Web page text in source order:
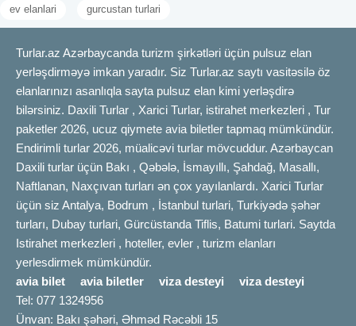
ev elanlari gurcustan turlari
Turlar.az Azərbaycanda turizm şirkətləri üçün pulsuz elan
yerləşdirməyə imkan yaradır. Siz Turlar.az saytı vasitəsilə öz
elanlarınızı asanlıqla sayta pulsuz elan kimi yerləşdirə
bilərsiniz. Daxili Turlar , Xarici Turlar, istirahet merkezleri , Tur
paketler 2026, ucuz qiymete avia biletler tapmaq mümkündür.
Endirimli turlar 2026, müalicəvi turlar mövcuddur. Azərbaycan
Daxili turlar üçün Bakı , Qəbələ, İsmayıllı, Şahdağ, Masallı,
Naftlanan, Naxçıvan turları ən çox yayılanlardı. Xarici Turlar
üçün siz Antalya, Bodrum , İstanbul turlari, Turkiyədə şəhər
turları, Dubay turlari, Gürcüstanda Tiflis, Batumi turlari. Saytda
Istirahet merkezleri , hoteller, evler , turizm elanları
yerlesdirmek mümkündür.
avia bilet
avia biletler viza desteyi
viza desteyi
Tel: 077 1324956
Ünvan: Bakı şəhəri, Əhməd Rəcəbli 15